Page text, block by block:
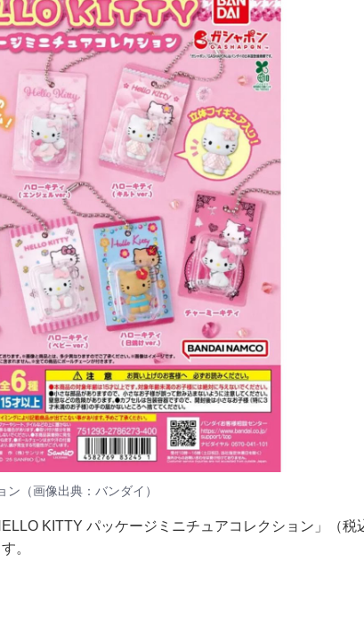
（画像出典：バンダイ）
KITTY パッケージミニチュアコレクション」（税
。